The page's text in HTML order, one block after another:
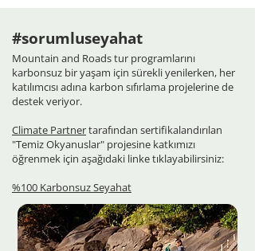
#sorumluseyahat
Mountain and Roads tur programlarını
karbonsuz bir yaşam için sürekli yenilerken, her
katılımcısı adına karbon sıfırlama projelerine de
destek veriyor.
Climate Partnertarafından sertifikalandırılan
"Temiz Okyanuslar" projesine katkımızı
öğrenmek için aşağıdaki linke tıklayabilirsiniz:
%100 Karbonsuz Seyahat